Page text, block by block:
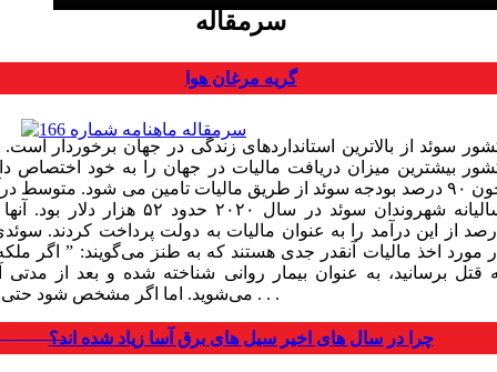
سرمقاله
گریه مرغان هوا
سوئد از بالاترین استانداردهای زندگی در جهان برخوردار است.
بیشترین میزان دریافت مالیات در جهان را به خود اختصاص
چون ۹۰ درصد بودجه سوئد از طریق مالیات تامین می شود. متوسط
از این درآمد را به عنوان مالیات به دولت پرداخت کردند.
مورد اخذ مالیات آنقدر جدی هستند که به طنز می‌گویند: ” اگر
قتل برسانید، به عنوان بیمار روانی شناخته شده و بعد از مدتی
. . .
ادامه چرا در سال های اخیر سیل های برق آسا زیاد شده اند؟‌